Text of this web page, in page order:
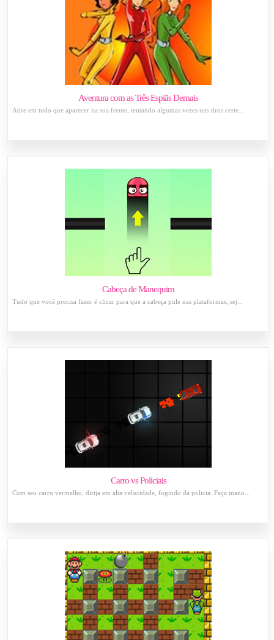
Aventura com as Três Espiãs Demais
Atire em tudo que aparecer na sua frente, tentando algumas vezes uns tiros certe...
Cabeça de Manequim
Tudo que você precisa fazer é clicar para que a cabeça pule nas plataformas, sej...
Carro vs Policiais
Com seu carro vermelho, dirija em alta velocidade, fugindo da policia. Faça mano...